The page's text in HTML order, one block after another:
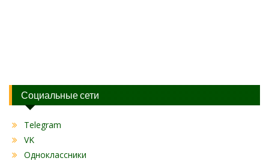
Социальные сети
Telegram
VK
Одноклассники